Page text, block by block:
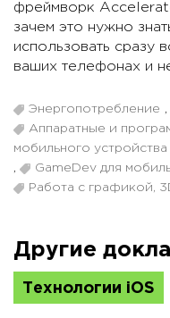
фреймворк
зачем это нужно
использовать сразу
ваших телефонах и
Энергопотребление ,
Аппаратные и
мобильного устройства
,
GameDev для
Работа с графикой,
Другие
Технологии iOS